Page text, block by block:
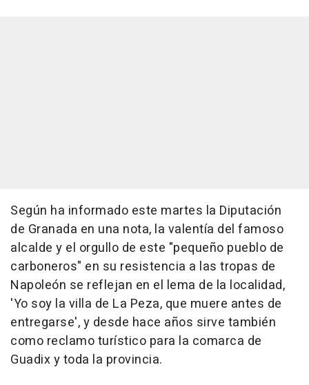
Según ha informado este martes la Diputación
de Granada en una nota, la valentía del famoso
alcalde y el orgullo de este "pequeño pueblo de
carboneros" en su resistencia a las tropas de
Napoleón se reflejan en el lema de la localidad,
'Yo soy la villa de La Peza, que muere antes de
entregarse', y desde hace años sirve también
como reclamo turístico para la comarca de
Guadix y toda la provincia.